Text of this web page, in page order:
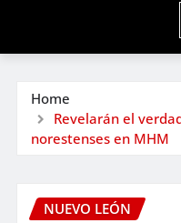
Home
Revelarán el
norestenses en MHM
NUEVO LEÓN